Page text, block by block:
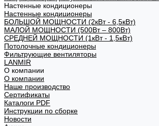
Настенные кондиционеры
Настенные кондиционеры
БОЛЬШОЙ МОЩНОСТИ (2кВт - 6,5кВт)
МАЛОЙ МОЩНОСТИ (500Вт – 800Вт)
СРЕДНЕЙ МОЩНОСТИ (1кВт - 1,5кВт)
Потолочные кондиционеры
Фильтрующие вентиляторы
LANMIR
О компании
О компании
Наше производство
Сертификаты
Каталоги PDF
Инструкции по сборке
Новости